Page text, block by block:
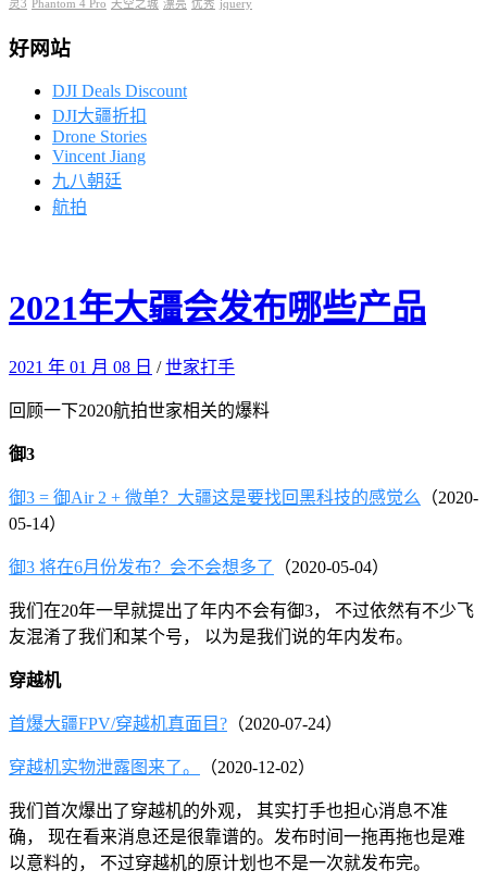
灵3 Phantom 4 Pro 天空之城 漂亮 优秀 jquery
好网站
DJI Deals Discount
DJI大疆折扣
Drone Stories
Vincent Jiang
九八朝廷
航拍
2021年大疆会发布哪些产品
2021 年 01 月 08 日 /世家打手
回顾一下2020航拍世家相关的爆料
御3
御3 = 御Air 2 + 微单？大疆这是要找回黑科技的感觉么
（2020-
05-14）
御3 将在6月份发布？会不会想多了 （2020-05-04）
我们在20年一早就提出了年内不会有御3， 不过依然有不少飞
友混淆了我们和某个号， 以为是我们说的年内发布。
穿越机
首爆大疆FPV/穿越机真面目? （2020-07-24）
穿越机实物泄露图来了。 （2020-12-02）
我们首次爆出了穿越机的外观， 其实打手也担心消息不准
确， 现在看来消息还是很靠谱的。发布时间一拖再拖也是难
以意料的， 不过穿越机的原计划也不是一次就发布完。